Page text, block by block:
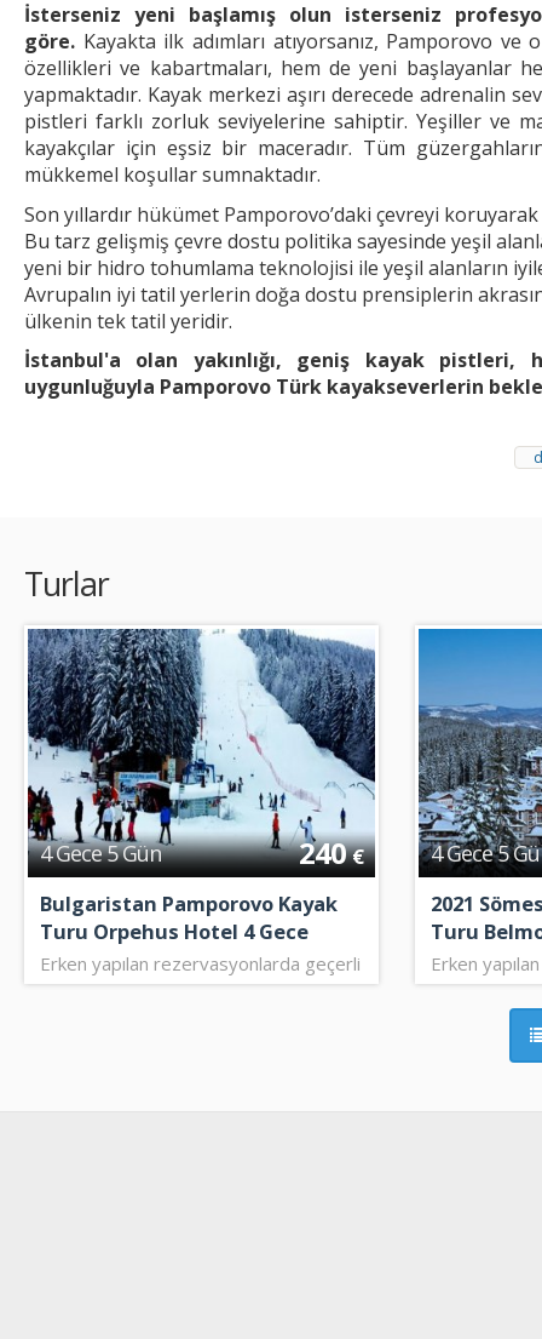
İsterseniz yeni başlamış olun isterseniz
göre. Kayakta ilk adımları atıyorsanız, Pamporovo
özellikleri ve kabartmaları, hem de yeni başlayanlar
yapmaktadır. Kayak merkezi aşırı derecede adrenalin
pistleri farklı zorluk seviyelerine sahiptir. Yeşiller ve
kayakçılar için eşsiz bir maceradır. Tüm
mükkemel koşullar sumnaktadır.
Son yıllardır hükümet Pamporovo’daki çevreyi
Bu tarz gelişmiş çevre dostu politika sayesinde yeşil
yeni bir hidro tohumlama teknolojisi ile yeşil alanların
Avrupalın iyi tatil yerlerin doğa dostu prensiplerin
ülkenin tek tatil yeridir.
İstanbul'a olan yakınlığı, geniş kayak pistleri,
uygunluğuyla Pamporovo Türk kayakseverlerin
lazım. Yolcoluğunuz sabah erken
azaltar. Pamporovo’ya giden yol çoğu dümdüz olduğu
çıktığınızda Edirne üzerine Kapıkule sınır noktasına
otobanından sonra Plovdiv’e devam eden ‘Trakya’
çıkacaksınız ve 66 yoluna deval edeceksiniz. Yol,
geçiyor. Asenovgrad’a ulaşınca şehirdeki üçüncü
gerekiyor. 86 numaralı otoyoluna devam ederek
sonra 45 dakkika sürerek Pamporovo’ya ulaşırsınız.
Pamporovo'ya Uçakla Nasıl Gidilir? - Kolay,
Tatilinden bir saat bile kaybetmek
veya farklı hava yolları şirketiyle İstanbul-
Pamporovo kayak merkezine 3 saatte
seçeneğini İstanbul-Sofya arası hizmet
Turlar
4 Gece 5 Gün 240€
Bulgaristan Pamporovo Kayak
Turu Orpehus Hotel 4 Gece
Erken yapılan rezervasyonlarda geçerli
fiyat
4 Gece 5
2021
Turu
Erken
fiyat